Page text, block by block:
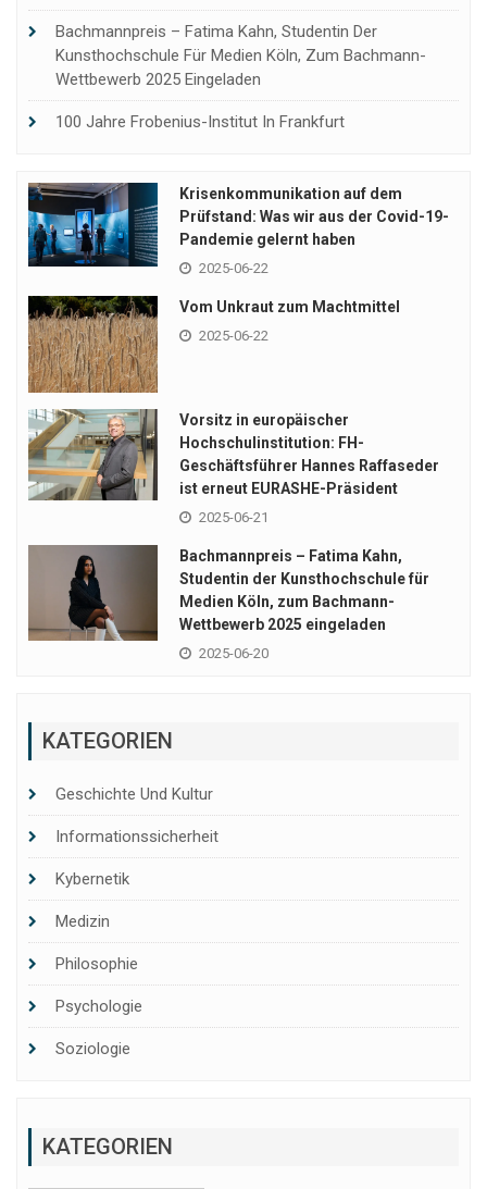
Bachmannpreis – Fatima Kahn, Studentin Der
Kunsthochschule Für Medien Köln, Zum Bachmann-
Wettbewerb 2025 Eingeladen
100 Jahre Frobenius-Institut In Frankfurt
Krisenkommunikation auf dem
Prüfstand: Was wir aus der Covid-19-
Pandemie gelernt haben
2025-06-22
Vom Unkraut zum Machtmittel
2025-06-22
Vorsitz in europäischer
Hochschulinstitution: FH-
Geschäftsführer Hannes Raffaseder
ist erneut EURASHE-Präsident
2025-06-21
Bachmannpreis – Fatima Kahn,
Studentin der Kunsthochschule für
Medien Köln, zum Bachmann-
Wettbewerb 2025 eingeladen
2025-06-20
KATEGORIEN
Geschichte Und Kultur
Informationssicherheit
Kybernetik
Medizin
Philosophie
Psychologie
Soziologie
KATEGORIEN